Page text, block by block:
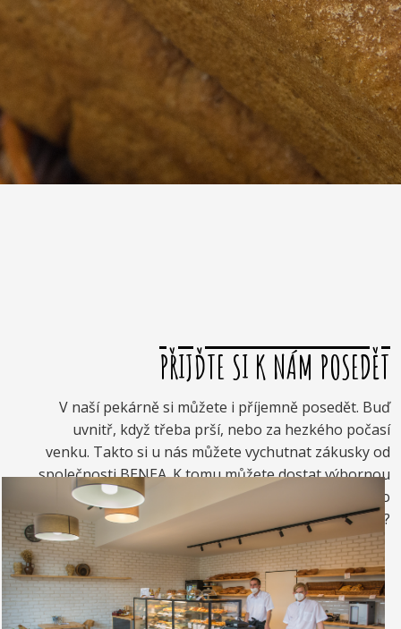
PŘIJĎTE SI K NÁM POSEDĚT
V naší pekárně si můžete i příjemně posedět. Buď
uvnitř, když třeba prší, nebo za hezkého počasí
venku. Takto si u nás můžete vychutnat zákusky od
společnosti BENEA. K tomu můžete dostat výbornou
kávou. Nebo si raději dáte zrmzlinový pohár nebo
vynikající točenou zmrzlinu?